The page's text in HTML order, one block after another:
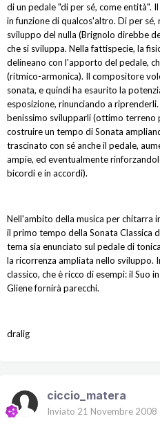
di un pedale "di per sé, come entità".
in funzione di qualcos'altro. Di per sé,
sviluppo del nulla (Brignolo direbbe
che si sviluppa. Nella fattispecie, la
delineano con l'apporto del pedale,
(ritmico-armonica). Il compositore
sonata, e quindi ha esaurito la
esposizione, rinunciando a
benissimo svilupparli (ottimo terreno
costruire un tempo di Sonata
trascinato con sé anche il pedale,
ampie, ed eventualmente
bicordi e in accordi).
Nell'ambito della musica per chitarra
il primo tempo della Sonata Classica
tema sia enunciato sul pedale di
la ricorrenza ampliata nello sviluppo.
classico, che è ricco di esempi: il Suo
Gliene fornirà parecchi.
dralig
ciccio_matera
Inviato 21 Novembre 2008